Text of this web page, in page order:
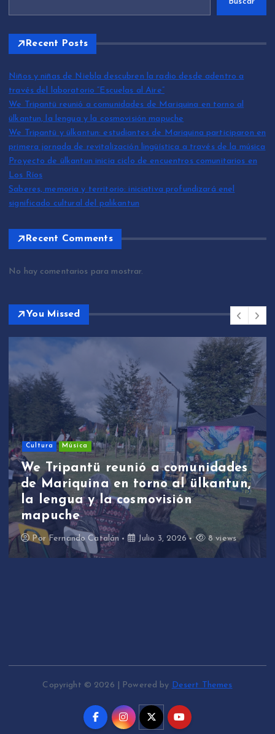
Recent Posts
Niños y niñas de Niebla descubren la radio desde adentro a
través del laboratorio “Escuelas al Aire”
We Tripantü reunió a comunidades de Mariquina en torno al
ülkantun, la lengua y la cosmovisión mapuche
We Tripantü y ülkantun: estudiantes de Mariquina participaron en
primera jornada de revitalización lingüística a través de la música
Proyecto de ülkantun inicia ciclo de encuentros comunitarios en
Los Ríos
Saberes, memoria y territorio: iniciativa profundizará enel
significado cultural del palikantun
Recent Comments
No hay comentarios para mostrar.
You Missed
Cultura Música
We Tripantü reunió a comunidades
de Mariquina en torno al ülkantun,
la lengua y la cosmovisión
mapuche
Por Fernando Catalán Julio 3, 2026 8 views
Copyright © 2026 | Powered by Desert Themes